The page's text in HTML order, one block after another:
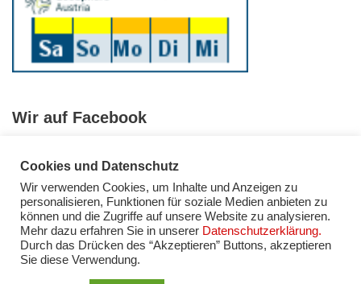
Wir auf Facebook
Facebook Instagram YouTube
Impressum
Datenschutzerklärung
Cookies und Datenschutz
Wir verwenden Cookies, um Inhalte und Anzeigen zu
personalisieren, Funktionen für soziale Medien anbieten zu
können und die Zugriffe auf unsere Website zu analysieren.
Mehr dazu erfahren Sie in unserer Datenschutzerklärung.
Durch das Drücken des “Akzeptieren” Buttons, akzeptieren
Sie diese Verwendung.